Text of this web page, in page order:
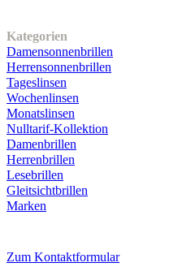
Kategorien
Damensonnenbrillen
Herrensonnenbrillen
Tageslinsen
Wochenlinsen
Monatslinsen
Nulltarif-Kollektion
Damenbrillen
Herrenbrillen
Lesebrillen
Gleitsichtbrillen
Marken
Zum Kontaktformular